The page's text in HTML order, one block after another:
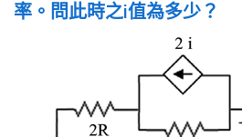
率。問此時之i值為多少？